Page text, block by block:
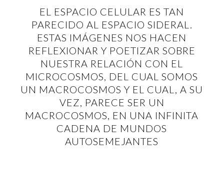
EL ESPACIO CELULAR ES TAN
PARECIDO AL ESPACIO SIDERAL.
ESTAS IMÁGENES NOS HACEN
REFLEXIONAR Y POETIZAR SOBRE
NUESTRA RELACIÓN CON EL
MICROCOSMOS, DEL CUAL SOMOS
UN MACROCOSMOS Y EL CUAL, A SU
VEZ, PARECE SER UN
MACROCOSMOS, EN UNA INFINITA
CADENA DE MUNDOS
AUTOSEMEJANTES